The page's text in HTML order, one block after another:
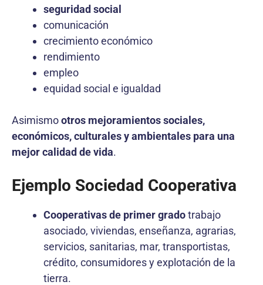
seguridad social
comunicación
crecimiento económico
rendimiento
empleo
equidad social e igualdad
Asimismootros mejoramientos sociales,
económicos, culturales y ambientales para una
mejor calidad de vida.
Ejemplo Sociedad Cooperativa
Cooperativas de primer gradotrabajo
asociado, viviendas, enseñanza, agrarias,
servicios, sanitarias, mar, transportistas,
crédito, consumidores y explotación de la
tierra.